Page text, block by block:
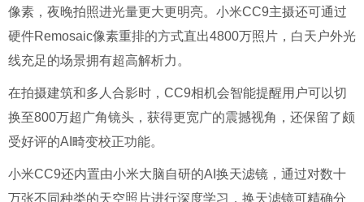
像素，夜晚拍照进光量更大更明亮。小米CC9主摄还可通过
硬件Remosaic像素重排的方式直出4800万照片，白天户外光
线充足的场景拥有超高解析力。
在拍摄建筑和多人合影时，CC9相机会智能提醒用户可以切
换至800万超广角镜头，获得更宽广的震撼视角，还保留了颇
受好评的AI畸变校正功能。
小米CC9还内置由小米大脑自研的AI换天滤镜，通过对数十
万张不同种类的天空照片进行深度学习，换天滤镜可精确分